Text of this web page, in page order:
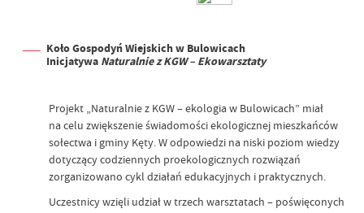
Koło Gospodyń Wiejskich w Bulowicach
Inicjatywa Naturalnie z KGW – Ekowarsztaty
Projekt „Naturalnie z KGW – ekologia w Bulowicach” miał
na celu zwiększenie świadomości ekologicznej mieszkańców
sołectwa i gminy Kęty. W odpowiedzi na niski poziom wiedzy
dotyczący codziennych proekologicznych rozwiązań
zorganizowano cykl działań edukacyjnych i praktycznych.
Uczestnicy wzięli udział w trzech warsztatach – poświęconych